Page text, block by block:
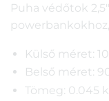
Puha védőtok
Külső méret:
Belső méret:
Tömeg: 0.045